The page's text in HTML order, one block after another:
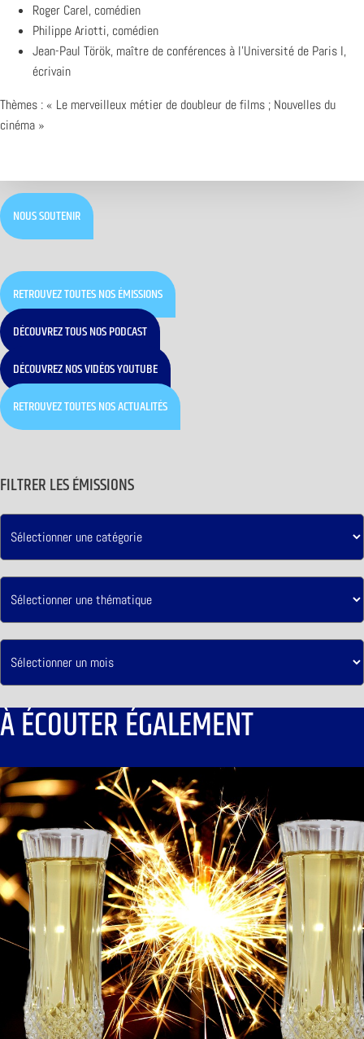
Roger Carel, comédien
Philippe Ariotti, comédien
Jean-Paul Török, maître de conférences à l’Université de Paris I,
écrivain
Thèmes : « Le merveilleux métier de doubleur de films ; Nouvelles du
cinéma »
NOUS SOUTENIR
RETROUVEZ TOUTES NOS ÉMISSIONS
DÉCOUVREZ TOUS NOS PODCAST
DÉCOUVREZ NOS VIDÉOS YOUTUBE
RETROUVEZ TOUTES NOS ACTUALITÉS
FILTRER LES ÉMISSIONS
À ÉCOUTER ÉGALEMENT